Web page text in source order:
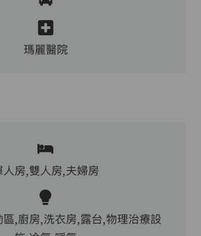
瑪麗醫院
人房,雙人房,夫婦房
,廚房,洗衣房,露台,物理治療設